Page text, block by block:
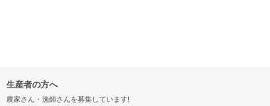
生産者の方へ
農家さん・漁師さんを募集しています!